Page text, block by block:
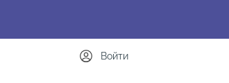
Войти